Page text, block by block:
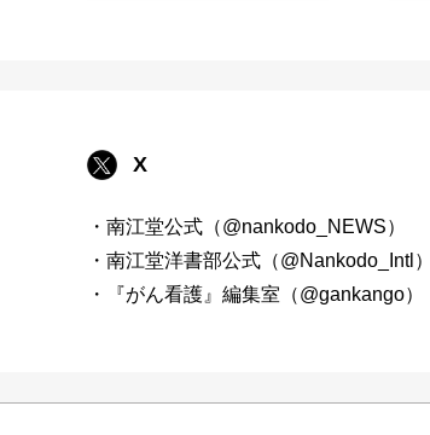
X
・南江堂公式（@nankodo_NEWS）
・南江堂洋書部公式（@Nankodo_Intl）
・『がん看護』編集室（@gankango）